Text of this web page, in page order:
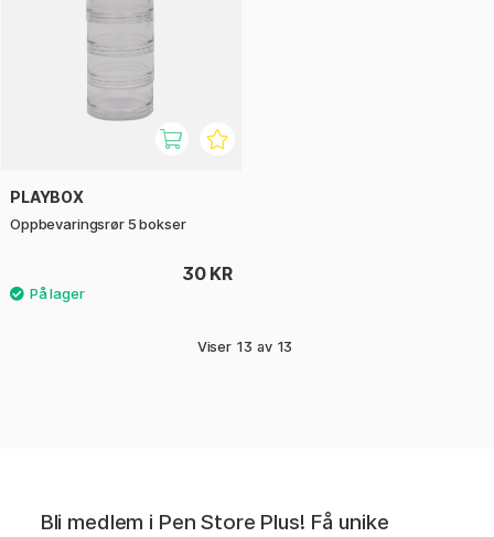
PLAYBOX
Oppbevaringsrør 5 bokser
30 KR
Viser 13 av 13
Bli medlem i Pen Store Plus! Få unike